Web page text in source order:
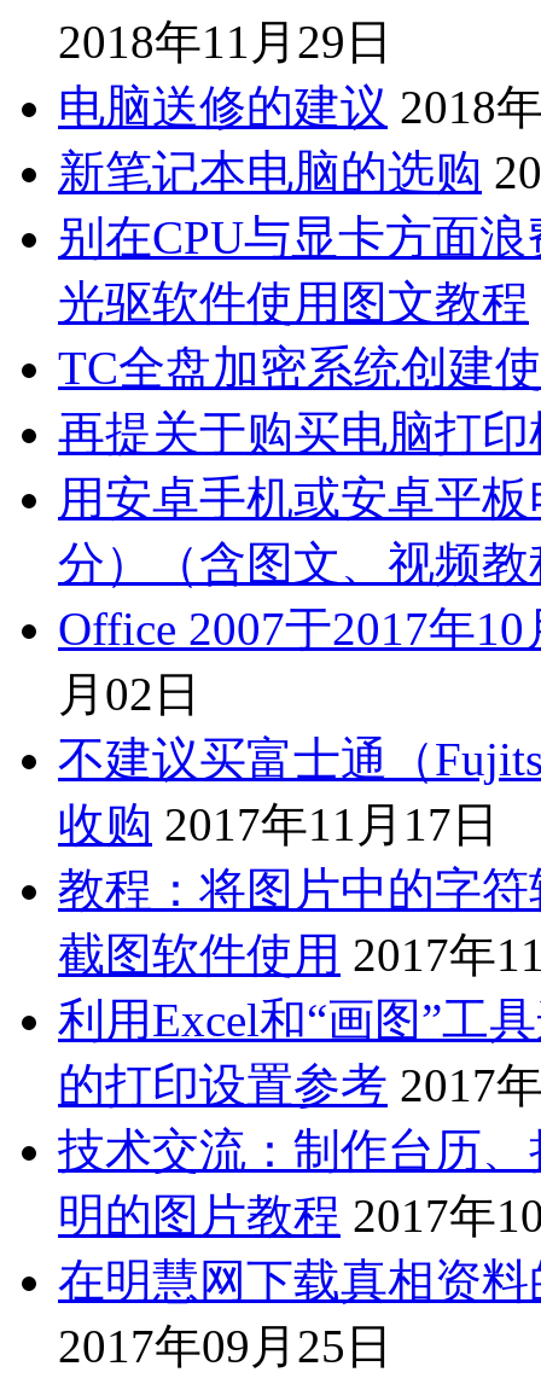
2018年11月29日
电脑送修的建议 2018
新笔记本电脑的选购
别在CPU与显卡方面
光驱软件使用图文教程
TC全盘加密系统创建
再提关于购买电脑打
用安卓手机或安卓平
分）（含图文、视频教
Office 2007于2017年
月02日
不建议买富士通（
收购 2017年11月17日
教程：将图片中的字
截图软件使用 2017年
利用Excel和“画图”工
的打印设置参考 2017
技术交流：制作台历
明的图片教程 2017年
在明慧网下载真相资
2017年09月25日